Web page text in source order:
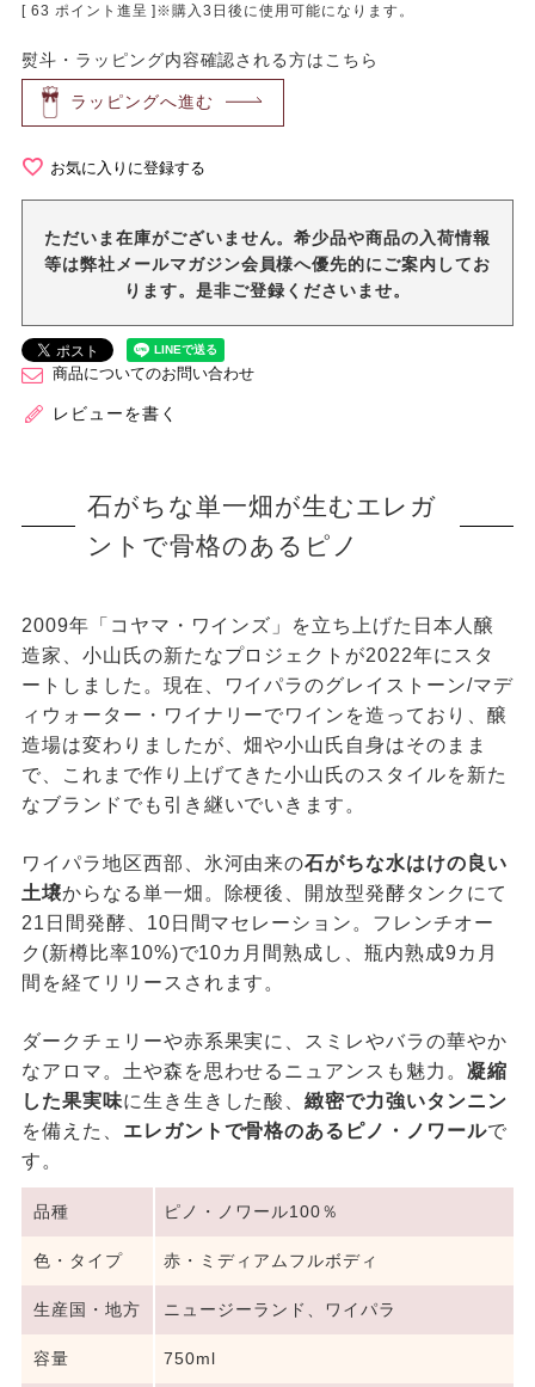
[ 63 ポイント進呈 ]※購入3日後に使用可能になります。
熨斗・ラッピング内容確認される方はこちら
ラッピングへ進む
お気に入りに登録する
ただいま在庫がございません。希少品や商品の入荷情報
等は弊社メールマガジン会員様へ優先的にご案内してお
ります。是非ご登録くださいませ。
商品についてのお問い合わせ
レビューを書く
石がちな単一畑が生むエレガ
ントで骨格のあるピノ
2009年「コヤマ・ワインズ」を立ち上げた日本人醸
造家、小山氏の新たなプロジェクトが2022年にスタ
ートしました。現在、ワイパラのグレイストーン/マデ
ィウォーター・ワイナリーでワインを造っており、醸
造場は変わりましたが、畑や小山氏自身はそのまま
で、これまで作り上げてきた小山氏のスタイルを新た
なブランドでも引き継いでいきます。
ワイパラ地区西部、氷河由来の石がちな水はけの良い
土壌からなる単一畑。除梗後、開放型発酵タンクにて
21日間発酵、10日間マセレーション。フレンチオー
ク(新樽比率10%)で10カ月間熟成し、瓶内熟成9カ月
間を経てリリースされます。
ダークチェリーや赤系果実に、スミレやバラの華やか
なアロマ。土や森を思わせるニュアンスも魅力。凝縮
した果実味に生き生きした酸、緻密で力強いタンニン
を備えた、 エレガントで骨格のあるピノ・ノワールで
す。
品種 ピノ・ノワール100％
色・タイプ 赤・ミディアムフルボディ
生産国・地方 ニュージーランド、ワイパラ
容量 750ml